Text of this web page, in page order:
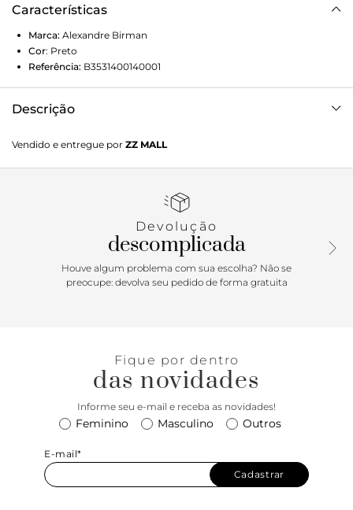
Características
Marca: Alexandre Birman
Cor: Preto
Referência: B3531400140001
Descrição
lateral e zíper no lado interno. Solado tratorado
emborrachado e salto rasteiro.
Vendido e entregue por ZZ MALL
Devolução
descomplicada
Houve algum problema com sua escolha? Não se
preocupe: devolva seu pedido de forma gratuita
Fique por dentro
das novidades
Informe seu e-mail e receba as novidades!
Feminino Masculino Outros
E-mail*
Cadastrar